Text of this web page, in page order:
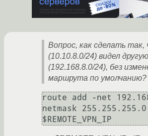
Вопрос, как сделать так,
(10.10.8.0/24) видел
(192.168.8.0/24), без
маршрута по умолчанию?
route add -net
netmask 255.255.255.0
$REMOTE_VPN_IP